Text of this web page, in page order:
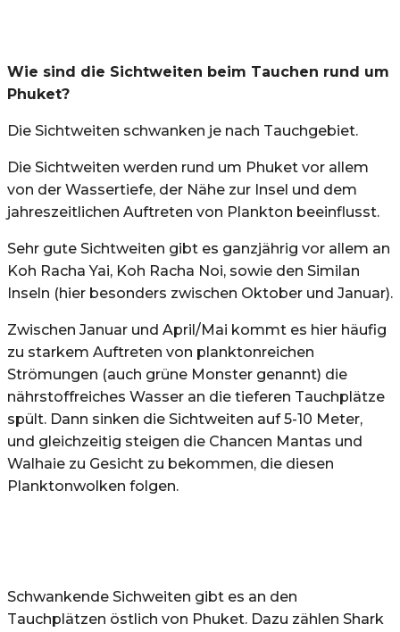
Wie sind die Sichtweiten beim Tauchen rund um
Phuket?
Die Sichtweiten schwanken je nach Tauchgebiet.
Die Sichtweiten werden rund um Phuket vor allem
von der Wassertiefe, der Nähe zur Insel und dem
jahreszeitlichen Auftreten von Plankton beeinflusst.
Sehr gute Sichtweiten gibt es ganzjährig vor allem an
Koh Racha Yai, Koh Racha Noi, sowie den Similan
Inseln (hier besonders zwischen Oktober und Januar).
Zwischen Januar und April/Mai kommt es hier häufig
zu starkem Auftreten von planktonreichen
Strömungen (auch grüne Monster genannt) die
nährstoffreiches Wasser an die tieferen Tauchplätze
spült. Dann sinken die Sichtweiten auf 5-10 Meter,
und gleichzeitig steigen die Chancen Mantas und
Walhaie zu Gesicht zu bekommen, die diesen
Planktonwolken folgen.
Schwankende Sichweiten gibt es an den
Tauchplätzen östlich von Phuket. Dazu zählen Shark